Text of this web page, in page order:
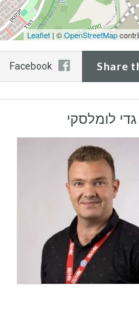
Leaflet | ©OpenStreetMap
Share
Facebook
גדי לומלסקי